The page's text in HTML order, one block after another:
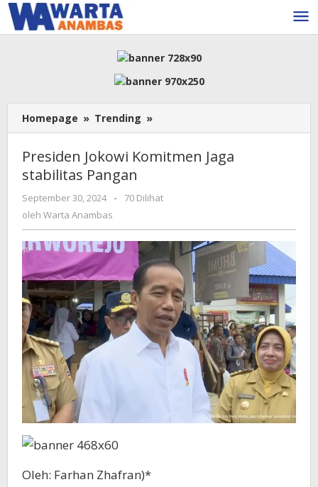
Lewati
ke
konten
Homepage » Trending »
Jokowi
Jaga
Presiden Jokowi Komitmen Jaga
stabilitas Pangan
September 30, 2024
oleh
-
70 Dilihat
oleh Warta Anambas
Oleh: Farhan Zhafran)*